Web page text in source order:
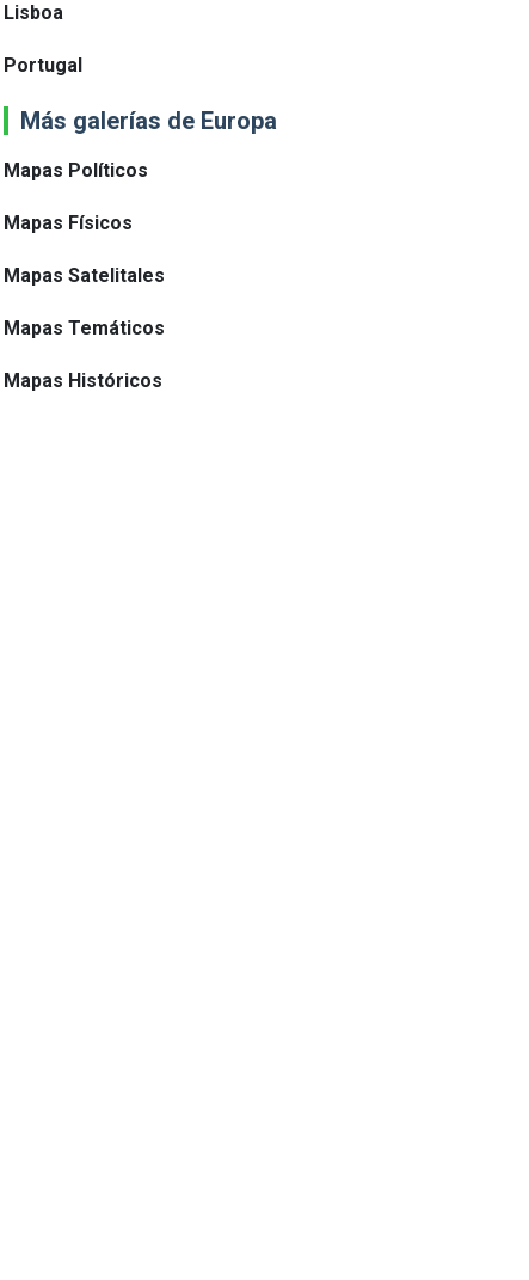
Lisboa
Portugal
Más galerías de Europa
Mapas Políticos
Mapas Físicos
Mapas Satelitales
Mapas Temáticos
Mapas Históricos